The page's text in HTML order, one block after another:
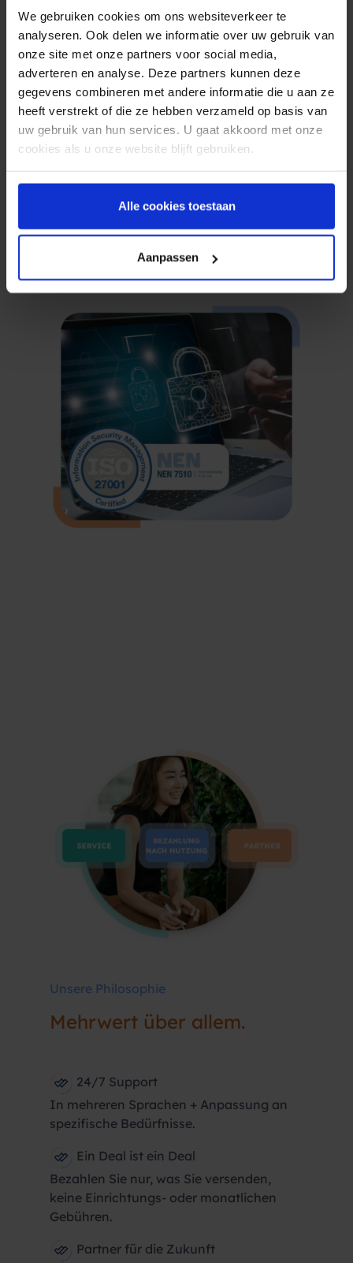
We gebruiken cookies om ons websiteverkeer te
analyseren. Ook delen we informatie over uw gebruik van
onze site met onze partners voor social media,
adverteren en analyse. Deze partners kunnen deze
gegevens combineren met andere informatie die u aan ze
heeft verstrekt of die ze hebben verzameld op basis van
uw gebruik van hun services. U gaat akkoord met onze
cookies als u onze website blijft gebruiken.
Alle cookies toestaan
Aanpassen
standard
Nach ISO 27001 und NEN 7510
zertifiziert, als einziger SMS-Anbieter in
Europa. Die Sicherheit Ihrer Daten und
die Ihrer Kunden ist bei Spryng 100%
DSGVO konform.
Erfahren Sie mehr
Unsere Philosophie
Mehrwert über allem.
24/7 Support
In mehreren Sprachen + Anpassung an
spezifische Bedürfnisse.
Ein Deal ist ein Deal
Bezahlen Sie nur, was Sie versenden,
keine Einrichtungs- oder monatlichen
Gebühren.
Partner für die Zukunft